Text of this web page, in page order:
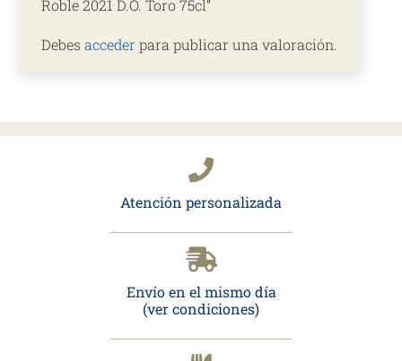
Roble 2021 D.O. Toro 75cl”
Debesacceder para publicar una valoración.
Atención personalizada
Envío en el mismo día
(ver condiciones)